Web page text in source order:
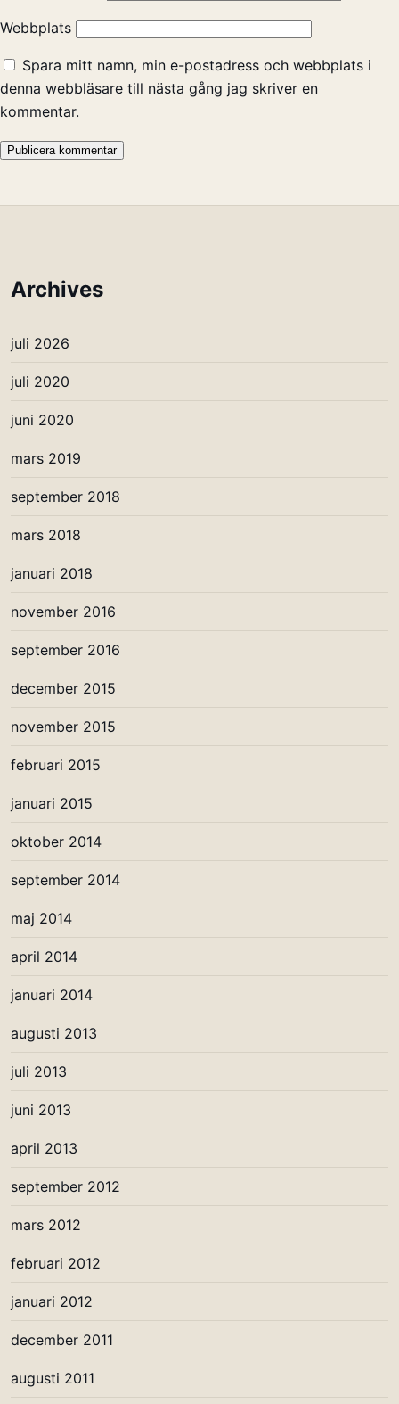
Webbplats
Spara mitt namn, min e-postadress och webbplats i
denna webbläsare till nästa gång jag skriver en
kommentar.
Archives
juli 2026
juli 2020
juni 2020
mars 2019
september 2018
mars 2018
januari 2018
november 2016
september 2016
december 2015
november 2015
februari 2015
januari 2015
oktober 2014
september 2014
maj 2014
april 2014
januari 2014
augusti 2013
juli 2013
juni 2013
april 2013
september 2012
mars 2012
februari 2012
januari 2012
december 2011
augusti 2011